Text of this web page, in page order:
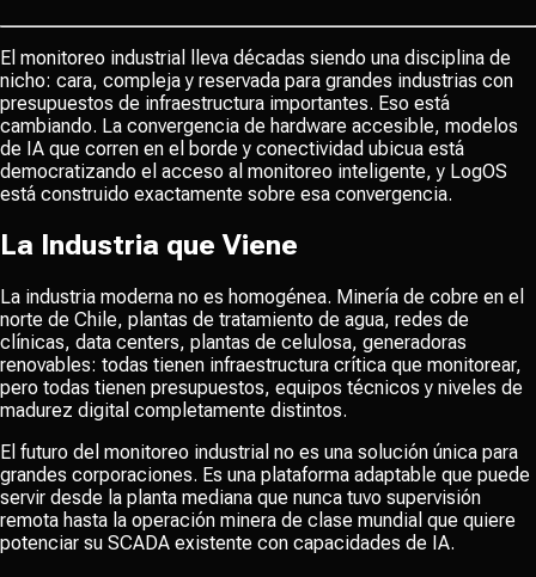
El monitoreo industrial lleva décadas siendo una disciplina de
nicho: cara, compleja y reservada para grandes industrias con
presupuestos de infraestructura importantes. Eso está
cambiando. La convergencia de hardware accesible, modelos
de IA que corren en el borde y conectividad ubicua está
democratizando el acceso al monitoreo inteligente, y LogOS
está construido exactamente sobre esa convergencia.
La Industria que Viene
La industria moderna no es homogénea. Minería de cobre en el
norte de Chile, plantas de tratamiento de agua, redes de
clínicas, data centers, plantas de celulosa, generadoras
renovables: todas tienen infraestructura crítica que monitorear,
pero todas tienen presupuestos, equipos técnicos y niveles de
madurez digital completamente distintos.
El futuro del monitoreo industrial no es una solución única para
grandes corporaciones. Es una plataforma adaptable que puede
servir desde la planta mediana que nunca tuvo supervisión
remota hasta la operación minera de clase mundial que quiere
potenciar su SCADA existente con capacidades de IA.